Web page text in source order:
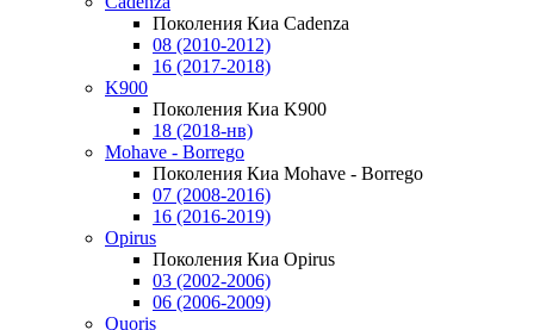
Поколения Киа Cadenza
08 (2010-2012)
16 (2017-2018)
K900
Поколения Киа K900
18 (2018-нв)
Mohave - Borrego
Поколения Киа Mohave - Borrego
07 (2008-2016)
16 (2016-2019)
Opirus
Поколения Киа Opirus
03 (2002-2006)
06 (2006-2009)
Quoris